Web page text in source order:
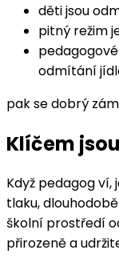
děti jsou
pitný režim
odmítání
pak se dobrý
Klíčem
Když pedagog
tlaku,
školní prostředí
přirozeně a